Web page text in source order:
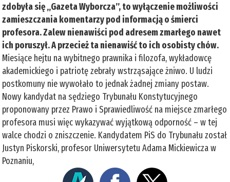
zdobyła się „Gazeta Wyborcza”, to wyłączenie możliwości
zamieszczania komentarzy pod informacją o śmierci
profesora. Zalew nienawiści pod adresem zmarłego nawet
ich poruszył. A przecież ta nienawiść to ich osobisty chów.
Miesiące hejtu na wybitnego prawnika i filozofa, wykładowcę
akademickiego i patriotę zebrały wstrząsające żniwo. U ludzi
postkomuny nie wywołało to jednak żadnej zmiany postaw.
Nowy kandydat na sędziego Trybunału Konstytucyjnego
proponowany przez Prawo i Sprawiedliwość na miejsce zmarłego
profesora musi więc wykazywać wyjątkową odporność – w tej
walce chodzi o zniszczenie. Kandydatem PiS do Trybunału został
Justyn Piskorski, profesor Uniwersytetu Adama Mickiewicza w
Poznaniu,